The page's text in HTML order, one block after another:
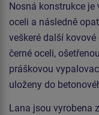
Nosná konstrukce
oceli a následně
veškeré další
černé oceli,
práškovou
uloženy do
Lana jsou vyrobena